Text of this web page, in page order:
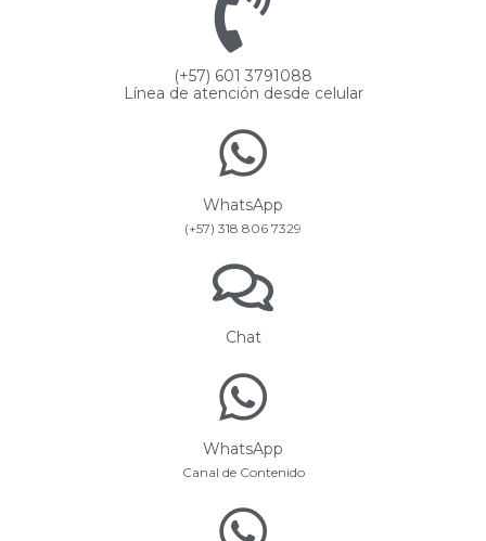
(+57) 601 3791088
Línea de atención desde celular
WhatsApp
(+57) 318 806 7329
Chat
WhatsApp
Canal de Contenido